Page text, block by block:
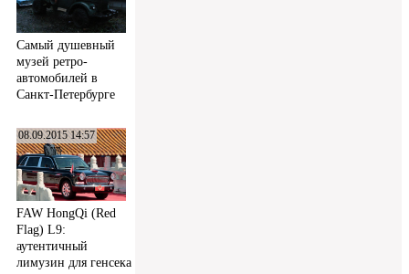
Самый душевный
музей ретро-
автомобилей в
Санкт-Петербурге
08.09.2015 14:57
FAW HongQi (Red
Flag) L9:
аутентичный
лимузин для генсека